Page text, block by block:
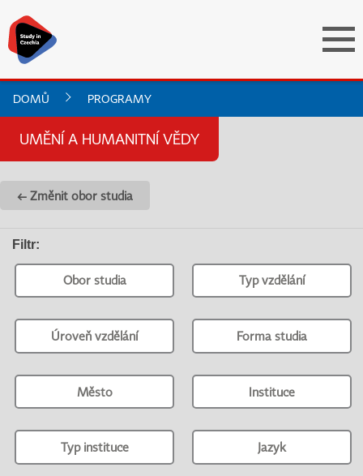
DOMŮ PROGRAMY
UMĚNÍ A HUMANITNÍ VĚDY
← Změnit obor studia
Filtr:
Obor studia Typ vzdělání
Úroveň vzdělání Forma studia
Město Instituce
Typ instituce Jazyk